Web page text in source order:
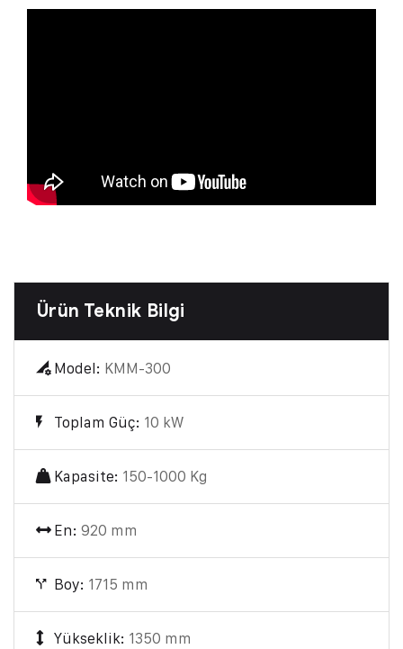
Ürün Teknik Bilgi
Model: KMM-300
Toplam Güç: 10 kW
Kapasite: 150-1000 Kg
En: 920 mm
Boy: 1715 mm
Yükseklik: 1350 mm